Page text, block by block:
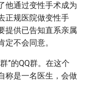
他通过变性手术成为
正规医院做变性手
提供已告知直系亲属
不会同意。
”的QQ群。在这个
称是一名医生，会做